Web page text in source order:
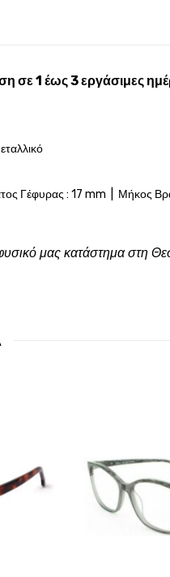
1 έως 3 εργάσιμες
Γέφυρας : 17 mm | Μήκος
μας κατάστημα στη